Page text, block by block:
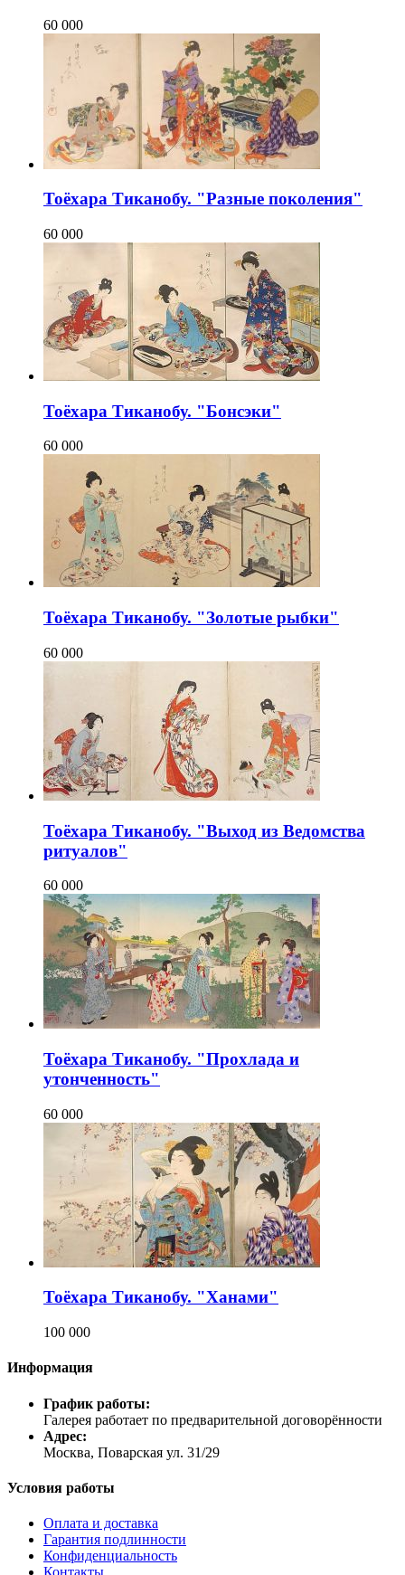
60 000
Тоёхара Тиканобу. "Разные поколения"
60 000
Тоёхара Тиканобу. "Бонсэки"
60 000
Тоёхара Тиканобу. "Золотые рыбки"
60 000
Тоёхара Тиканобу. "Выход из Ведомства
ритуалов"
60 000
Тоёхара Тиканобу. "Прохлада и
утонченность"
60 000
Тоёхара Тиканобу. "Ханами"
100 000
Информация
График работы:
Галерея работает по предварительной договорённости
Адрес:
Москва, Поварская ул. 31/29
Условия работы
Оплата и доставка
Гарантия подлинности
Конфиденциальность